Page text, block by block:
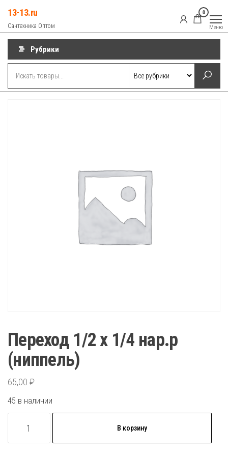
содержимому
13-13.ru
Сантехника Оптом
0
Меню
Рубрики
Переход 1/2 х 1/4 нар.р
(ниппель)
65,00 ₽
45 в наличии
товара
В корзину